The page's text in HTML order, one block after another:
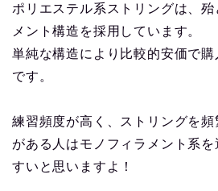
ポリエステル系ストリングは、
メント構造を採用しています。
単純な構造により比較的安価で
です。
練習頻度が高く、ストリングを
がある人はモノフィラメント系
すいと思いますよ！